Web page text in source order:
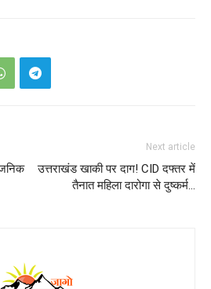
Next article
उत्तराखंड खाकी पर दाग! CID दफ्तर में
तैनात महिला दारोगा से दुष्कर्म…